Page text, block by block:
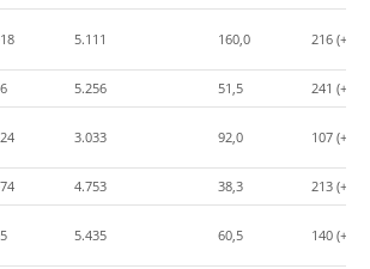
5.111 160,0 216 (+2)
5.256 51,5 241 (+1)
3.033 92,0 107 (+2)
4.753 38,3 213 (+9)
5.435 60,5 140 (+0)